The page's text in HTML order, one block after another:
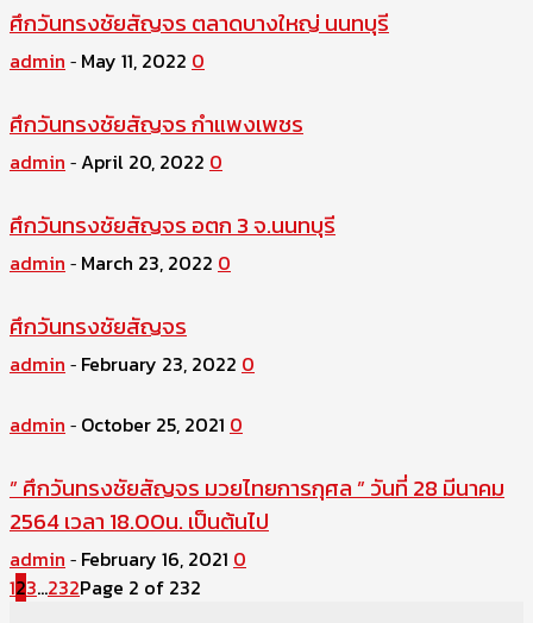
ศึกวันทรงชัยสัญจร ตลาดบางใหญ่ นนทบุรี
admin - May 11, 2022 0
ศึกวันทรงชัยสัญจร กำแพงเพชร
admin -April 20, 2022 0
ศึกวันทรงชัยสัญจร อตก 3 จ.นนทบุรี
admin - March 23, 2022 0
ศึกวันทรงชัยสัญจร
admin - February 23, 2022 0
admin - October 25, 2021 0
” ศึกวันทรงชัยสัญจร มวยไทยการกุศล ” วันที่ 28 มีนาคม
2564 เวลา 18.00น. เป็นต้นไป
admin - February 16, 2021 0
123...232Page 2 of 232